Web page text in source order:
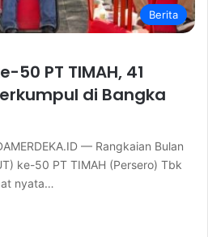
Berita
50 PT TIMAH, 41
di Bangka
— Rangkaian Bulan
ke-50 PT TIMAH (Persero) Tbk
nyata…